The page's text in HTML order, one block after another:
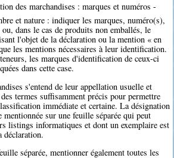
des marchandises : marques et numéros -
et nature : indiquer les marques, numéro(s),
dans le cas de produits non emballés, le
l'objet de la déclaration ou la mention « en
les mentions nécessaires à leur identification.
les marques d'identification de ceux-ci
dans cette case.
s'entend de leur appellation usuelle et
termes suffisamment précis pour permettre
immédiate et certaine. La désignation
mentionnée sur une feuille séparée qui peut
listings informatiques et dont un exemplaire est
déclaration.
séparée, mentionner également toutes les